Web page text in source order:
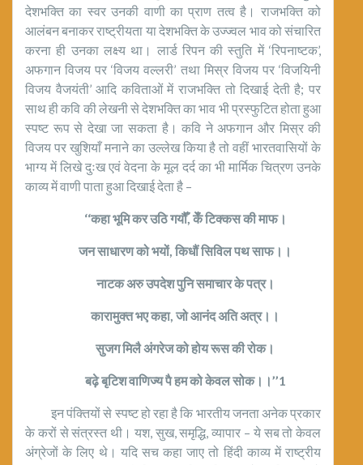
देशभक्ति का स्वर उनकी वाणी का प्राण तत्व है। राजभक्ति को
आलंबन बनाकर राष्ट्रीयता या देशभक्ति के उज्ज्वल भाव को संचारित
करना ही उनका लक्ष्य था। लार्ड रिपन की स्तुति में ‘रिपनाष्टक’,
अफगान विजय पर ‘विजय वल्लरी’ तथा मिस्र विजय पर ‘विजयिनी
विजय वैजयंती’ आदि कविताओं में राजभक्ति तो दिखाई देती है; पर
साथ ही कवि की लेखनी से देशभक्ति का भाव भी प्रस्फुटित होता हुआ
स्पष्ट रूप से देखा जा सकता है। कवि ने अफगान और मिस्र की
विजय पर खुशियाँ मनाने का उल्लेख किया है तो वहीं भारतवासियों के
भाग्य में लिखे दुःख एवं वेदना के मूल दर्द का भी मार्मिक चित्रण उनके
काव्य में वाणी पाता हुआ दिखाई देता है –
‘‘कहा भूमि कर उठि गयौँ, केँ टिक्कस की माफ।
जन साधारण को भयों, किधौं सिविल पथ साफ।।
नाटक अरु उपदेश पुनि समाचार के पत्र।
कारामुक्त भए कहा, जो आनंद अति अत्र।।
सुजग मिलै अंगरेज को होय रूस की रोक।
बढ़े बृटिश वाणिज्य पै हम को केवल सोक।।’’1
इन पंक्तियों से स्पष्ट हो रहा है कि भारतीय जनता अनेक प्रकार
के करों से संत्रस्त थी। यश, सुख, समृद्धि, व्यापार – ये सब तो केवल
अंग्रेजों के लिए थे। यदि सच कहा जाए तो हिंदी काव्य में राष्ट्रीय